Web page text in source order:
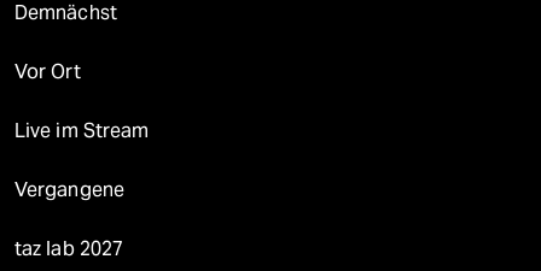
Demnächst
Vor Ort
Live im Stream
Vergangene
taz lab 2027